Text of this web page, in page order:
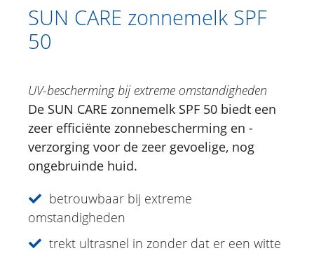
Aromatherapie
SUN CARE zonnemelk SPF 50
SUN CARE Aftersun
Insect Lotion
Specialiteiten
Deo's
Handverzorging
SUN CARE zonnemelk SPF
50
UV-bescherming bij extreme omstandigheden
De SUN CARE zonnemelk SPF 50 biedt een
zeer efficiënte zonnebescherming en -
verzorging voor de zeer gevoelige, nog
ongebruinde huid.
betrouwbaar bij extreme
omstandigheden
trekt ultrasnel in zonder dat er een witte